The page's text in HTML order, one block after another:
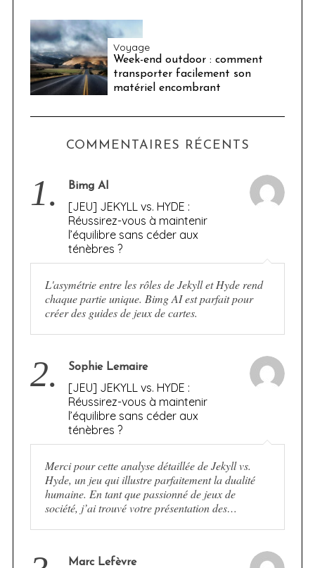
Voyage
Week-end outdoor : comment
transporter facilement son
matériel encombrant
COMMENTAIRES RÉCENTS
1. Bimg AI
[JEU] JEKYLL vs. HYDE :
Réussirez-vous à maintenir
l’équilibre sans céder aux
ténèbres ?
L'asymétrie entre les rôles de Jekyll et Hyde rend
chaque partie unique. Bimg AI est parfait pour
créer des guides de jeux de cartes.
2. Sophie Lemaire
[JEU] JEKYLL vs. HYDE :
Réussirez-vous à maintenir
l’équilibre sans céder aux
ténèbres ?
Merci pour cette analyse détaillée de Jekyll vs.
Hyde, un jeu qui illustre parfaitement la dualité
humaine. En tant que passionné de jeux de
société, j’ai trouvé votre présentation des…
Marc Lefèvre